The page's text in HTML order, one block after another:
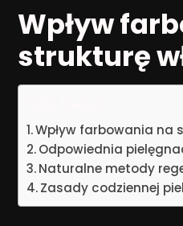
Wpływ
strukturę
Wpływ farbowania na
Odpowiednia
Naturalne metody
Zasady codziennej